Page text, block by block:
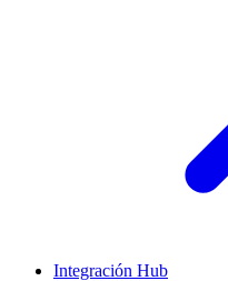
Integración Hub